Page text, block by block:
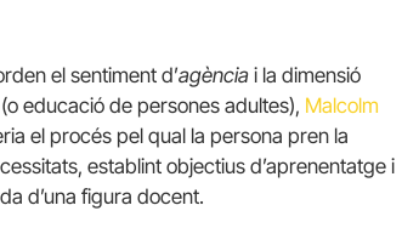
el sentiment d’agència i la dimensió
educació de persones adultes), Malcolm
el procés pel qual la persona pren la
establint objectius d’aprenentatge i
d’una figura docent.